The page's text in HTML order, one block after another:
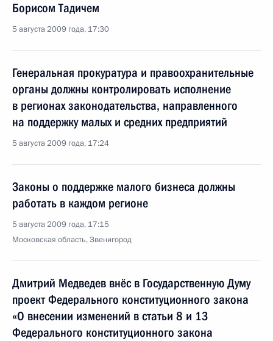
Борисом Тадичем
5 августа 2009 года, 17:30
Генеральная прокуратура и правоохранительные
органы должны контролировать исполнение
в регионах законодательства, направленного
на поддержку малых и средних предприятий
5 августа 2009 года, 17:24
Законы о поддержке малого бизнеса должны
работать в каждом регионе
5 августа 2009 года, 17:15
Московская область, Звенигород
Дмитрий Медведев внёс в Государственную Думу
проект Федерального конституционного закона
«О внесении изменений в статьи 8 и 13
Федерального конституционного закона